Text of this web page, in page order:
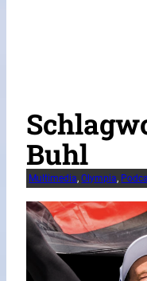
Buhl
Multimedia, Olympia,